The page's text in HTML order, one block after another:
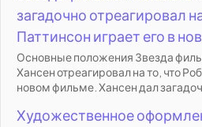
загадочно отреагировал
Паттинсон играет его в
Основные положения Звезда
Хансен отреагировал на то, что
новом фильме. Хансен дал
Художественное